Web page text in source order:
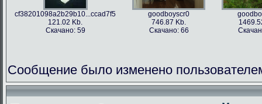
cf38201098a2b29b10...ccad7f5
121.02 Kb.
Скачано: 59
goodboyscr0
746.87 Kb.
Скачано: 66
Сообщение было изменено